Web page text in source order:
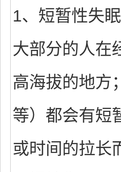
1、短暂性失
大部分的人在
高海拔的地方
等）都会有短
或时间的拉长